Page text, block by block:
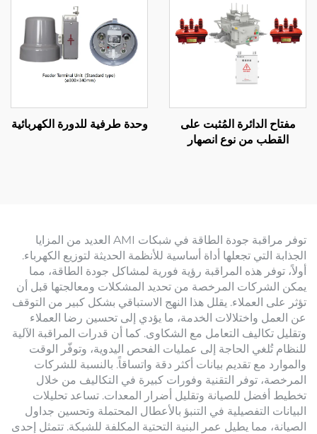
مفتاح الدائرة المُثبت على
القطب من نوع انصهار
وحدة طرفية للدورة الكهربائية
توفر مراقبة جودة الطاقة في شبكات AMI العديد من المزايا
الجذابة التي تجعلها أداة أساسية للأنظمة الحديثة لتوزيع الكهرباء.
أولاً، توفر هذه المراقبة رؤية فورية لمشاكل جودة الطاقة، مما
يمكن الشركات المرخصة من تحديد المشكلات ومعالجتها قبل أن
تؤثر على العملاء. يقلل هذا النهج الاستباقي بشكل كبير من التوقف
عن العمل واختلالات الخدمة، ما يؤدي إلى تحسين رضا العملاء
وتقليل تكاليف التعامل مع الشكاوى. كما أن قدرات المراقبة الآلية
للنظام تُلغي الحاجة إلى عمليات الفحص اليدوية، وتوفّر الوقت
والموارد مع تقديم بيانات أكثر دقة واتساقاً. بالنسبة للشركات
المرخصة، توفر التقنية وفورات كبيرة في التكاليف من خلال
تخطيط أفضل للصيانة وتقليل أضرار المعدات. تساعد تحليلات
البيانات التفصيلية في التنبؤ بالأعطال المحتملة وتحسين جداول
الصيانة، مما يطيل عمر البنية التحتية المكلفة للشبكة. تتمثل إحدى